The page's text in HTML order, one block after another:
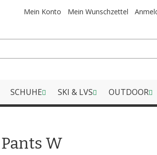
Mein Konto Mein Wunschzettel
SCHUHE SKI & LVS OUTDOOR
W